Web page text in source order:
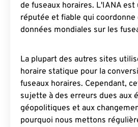
de fuseaux horaires. L'IANA est
réputée et fiable qui coordonne
données mondiales sur les
La plupart des autres sites
horaire statique pour la
fuseaux horaires. Cependant,
sujette à des erreurs dues aux
géopolitiques et aux
pourquoi nous mettons